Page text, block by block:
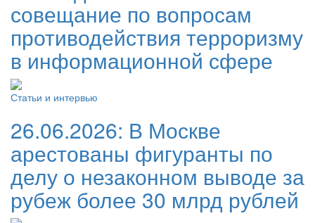
совещание по вопросам
противодействия терроризму
в информационной сфере
Статьи и интервью
26.06.2026: В Москве
арестованы фигуранты по
делу о незаконном выводе за
рубеж более 30 млрд рублей